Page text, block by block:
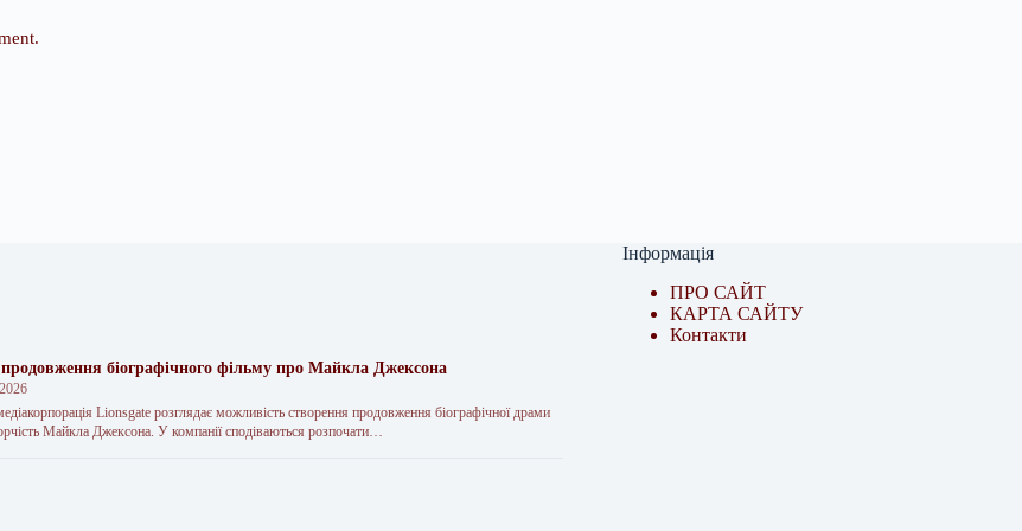
біографічного фільму про Майкла Джексона
Lionsgate розглядає можливість створення продовження біографічної драми
Майкла Джексона. У компанії сподіваються розпочати…
Інформація
ПРО САЙТ
КАРТА САЙТУ
Контакти